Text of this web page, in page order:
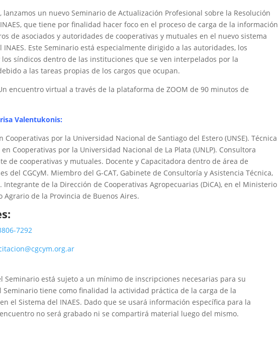
lanzamos un nuevo Seminario de Actualización Profesional sobre la Resolución
INAES, que tiene por finalidad hacer foco en el proceso de carga de la información
de asociados y autoridades de cooperativas y mutuales en el nuevo sistema
INAES. Este Seminario está especialmente dirigido a las autoridades, los
los síndicos dentro de las instituciones que se ven interpelados por la
a las tareas propias de los cargos que ocupan.
encuentro virtual a través de la plataforma de ZOOM de 90 minutos de
Valentukonis:
Cooperativas por la Universidad Nacional de Santiago del Estero (UNSE). Técnica
Cooperativas por la Universidad Nacional de La Plata (UNLP). Consultora
de cooperativas y mutuales. Docente y Capacitadora dentro de área de
del CGCyM. Miembro del G-CAT, Gabinete de Consultoría y Asistencia Técnica,
Integrante de la Dirección de Cooperativas Agropecuarias (DiCA), en el Ministerio
Agrario de la Provincia de Buenos Aires.
7292
Seminario está sujeto a un mínimo de inscripciones necesarias para su
Seminario tiene como finalidad la actividad práctica de la carga de la
el Sistema del INAES. Dado que se usará información específica para la
no será grabado ni se compartirá material luego del mismo.